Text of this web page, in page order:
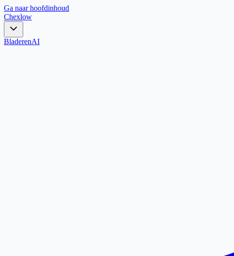
Ga naar hoofdinhoud
Chexlow
BladerenAI